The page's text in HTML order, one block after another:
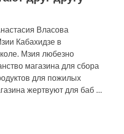
Власова
Кабахидзе в
Мзия любезно
магазина для сбора
для пожилых
жертвуют для баб ...